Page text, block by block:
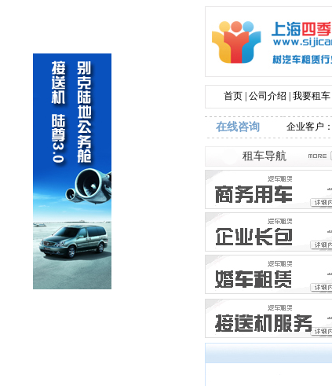
首页| 公司介绍 我要租车|
在线咨询 企业客户：
租车导航